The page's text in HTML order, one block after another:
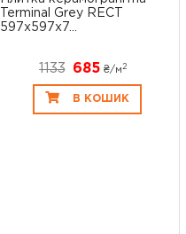
Terminal Grey RECT
597x597x7...
1133 685₴/м2
В КОШИК